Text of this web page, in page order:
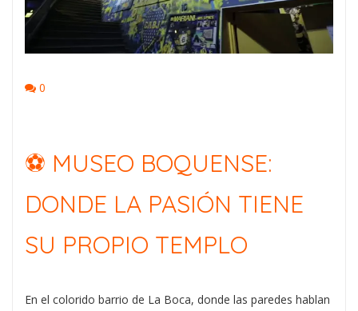
0
⚽ MUSEO BOQUENSE:
DONDE LA PASIÓN TIENE
SU PROPIO TEMPLO
En el colorido barrio de La Boca, donde las paredes hablan